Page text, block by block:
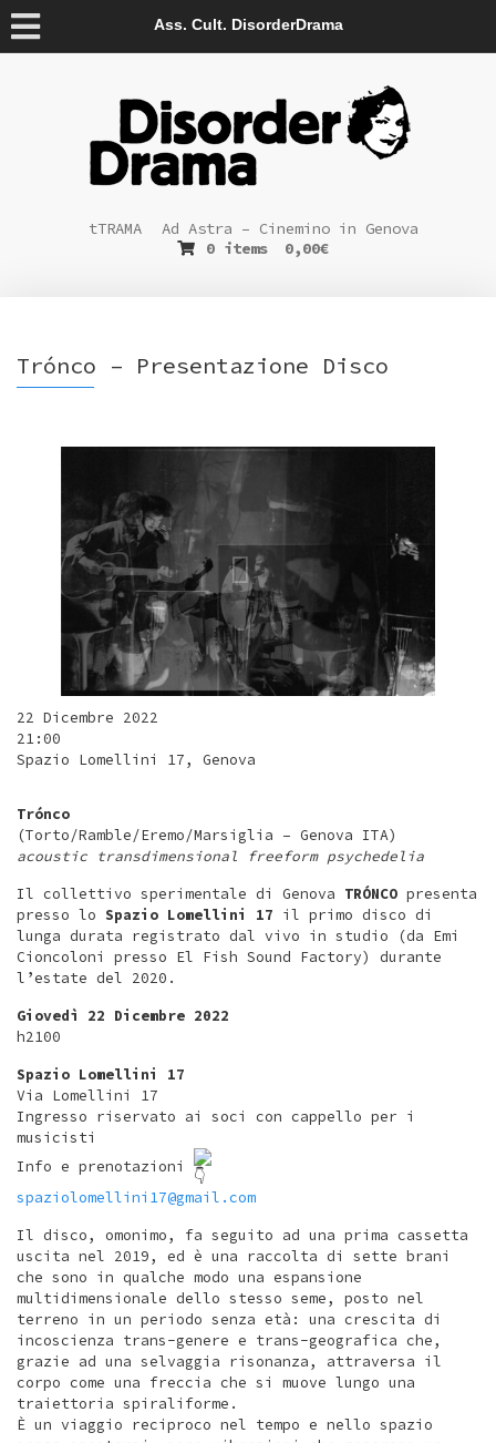
Ass. Cult. DisorderDrama
tTRAMA
Ad Astra – Cinemino in Genova
0 items
0,00€
Trónco – Presentazione Disco
22 Dicembre 2022
21:00
Spazio Lomellini 17, Genova
Trónco
(Torto/Ramble/Eremo/Marsiglia – Genova ITA)
acoustic transdimensional freeform psychedelia
Il collettivo sperimentale di Genova TRÓNCO presenta
presso lo Spazio Lomellini 17 il primo disco di
lunga durata registrato dal vivo in studio (da Emi
Cioncoloni presso El Fish Sound Factory) durante
l’estate del 2020.
Giovedì 22 Dicembre 2022
h2100
Spazio Lomellini 17
Via Lomellini 17
Ingresso riservato ai soci con cappello per i
musicisti
Info e prenotazioni
spaziolomellini17@gmail.com
Il disco, omonimo, fa seguito ad una prima cassetta
uscita nel 2019, ed è una raccolta di sette brani
che sono in qualche modo una espansione
multidimensionale dello stesso seme, posto nel
terreno in un periodo senza età: una crescita di
incoscienza trans-genere e trans-geografica che,
grazie ad una selvaggia risonanza, attraversa il
corpo come una freccia che si muove lungo una
traiettoria spiraliforme.
È un viaggio reciproco nel tempo e nello spazio